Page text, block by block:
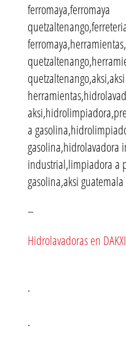
ferromaya,ferromaya
quetzaltenango,aksi,aksi
a
industrial,limpiadora a
gasolina,aksi guatemala
–
Hidrolavadoras en
.
.